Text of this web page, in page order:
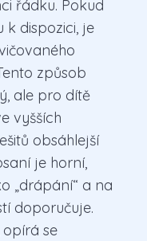
řádku. Pokud
dispozici, je
způsob
ale pro dítě
vyšších
obsáhlejší
je horní,
„drápání“ a na
doporučuje.
opírá se